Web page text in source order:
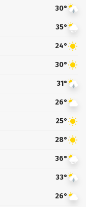
30°
35°
24°
30°
31°
26°
25°
28°
36°
33°
26°